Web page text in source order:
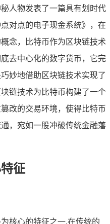
人物发表了一篇具有划时代
对点的电子现金系统》，在
念，比特币作为区块链技术
去中心化的数字货币，它完
妙地借助区块链技术实现了
链技术为比特币构建了一个
改的交易环境，使得比特币
，宛如一股冲破传统金融藩
征
核心的特征之一,在传统的